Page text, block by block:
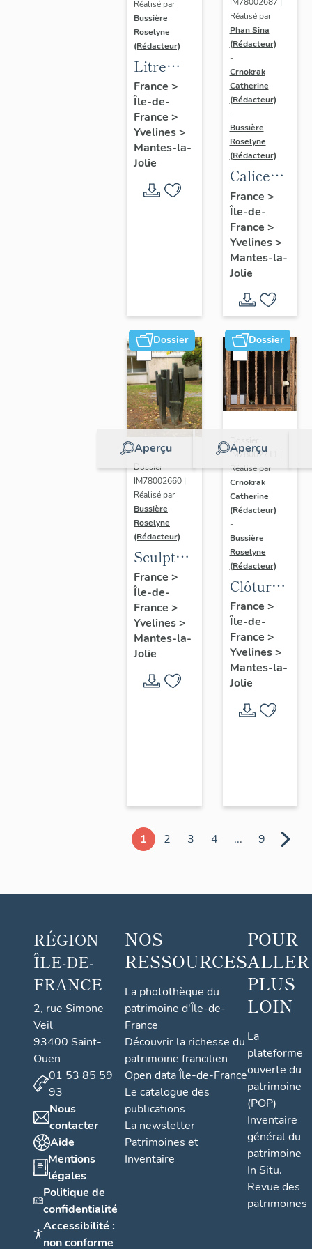
Réalisé par
Bussière
Roselyne
(Rédacteur)
Litre
funéraire
du
prince
de Conti
France >
Île-de-
France >
Yvelines>
Mantes-la-
Jolie
Réalisé par
Phan Sina
(Rédacteur)
-
Crnokrak
Catherine
(Rédacteur)
-
Bussière
Roselyne
(Rédacteur)
Calice
n°2 et sa
patène
France >
Île-de-
France >
Yvelines>
Mantes-la-
Jolie
Dossier
Aperçu
Dossier
IM78002660 |
Réalisé par
Bussière
Roselyne
(Rédacteur)
Sculpture
: la
Ronde
France >
Île-de-
France >
Yvelines>
Mantes-la-
Jolie
Dossier
Aperçu
IM78002711 |
Réalisé par
Crnokrak
Catherine
(Rédacteur)
-
Bussière
Roselyne
(Rédacteur)
Clôture
de
chœur
France >
Île-de-
France >
Yvelines>
Mantes-la-
Jolie
1 2 3 4 ... 9
RÉGION
ÎLE-DE-
FRANCE
2, rue Simone
Veil
93400 Saint-
Ouen
01 53 85 59
93
Nous
contacter
Aide
Mentions
légales
Politique de
confidentialité
Accessibilité :
non conforme
NOS
RESSOURCES
La photothèque du
patrimoine d'Île-de-
France
Découvrir la richesse du
patrimoine francilien
Open data Île-de-France
Le catalogue des
publications
La newsletter
Patrimoines et
Inventaire
POUR
ALLER
PLUS
LOIN
La
plateforme
ouverte du
patrimoine
(POP)
Inventaire
général du
patrimoine
In Situ.
Revue des
patrimoines